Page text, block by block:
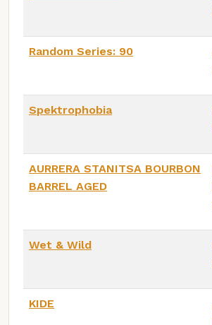
Random Series: 90
Spektrophobia
AURRERA STANITSA BOURBON
BARREL AGED
Wet & Wild
KIDE